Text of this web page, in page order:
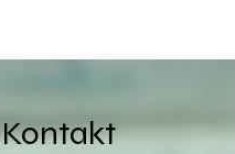
Kontakt